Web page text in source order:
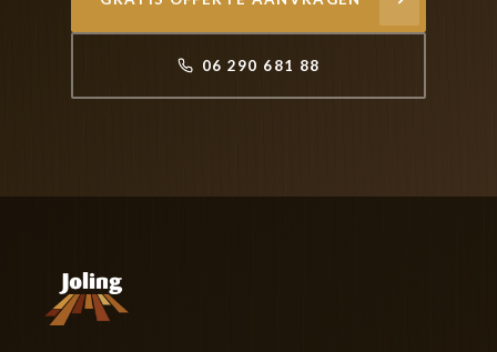
06 290 681 88